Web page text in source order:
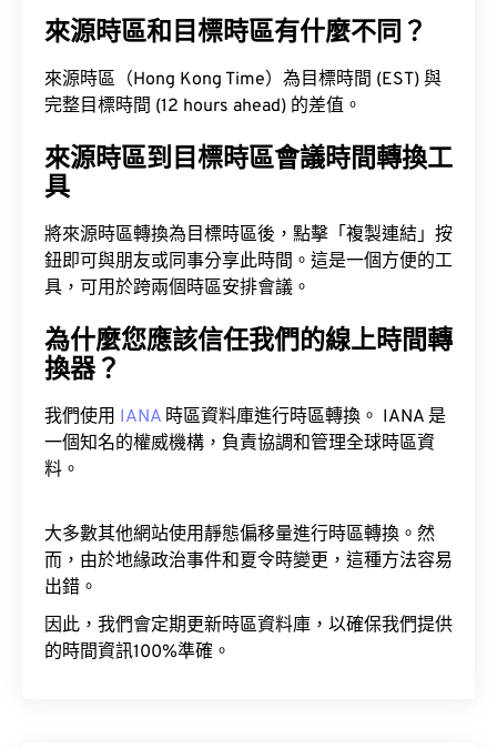
來源時區和目標時區有什麼不同？
來源時區（Hong Kong Time）為目標時間 (EST) 與
完整目標時間 (12 hours ahead) 的差值。
來源時區到目標時區會議時間轉換工
具
將來源時區轉換為目標時區後，點擊「複製連結」按
鈕即可與朋友或同事分享此時間。這是一個方便的工
具，可用於跨兩個時區安排會議。
為什麼您應該信任我們的線上時間轉
換器？
我們使用 IANA 時區資料庫進行時區轉換。 IANA 是
一個知名的權威機構，負責協調和管理全球時區資
料。
大多數其他網站使用靜態偏移量進行時區轉換。然
而，由於地緣政治事件和夏令時變更，這種方法容易
出錯。
因此，我們會定期更新時區資料庫，以確保我們提供
的時間資訊100%準確。